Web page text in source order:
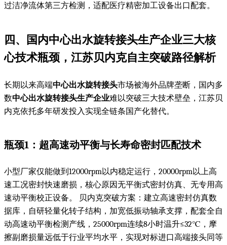
过洁净流体第三方检测，适配医疗精密加工设备出口配套。
四、国内中心出水旋转接头生产企业三大核
心技术瓶颈，江苏贝内克自主突破路径解析
长期以来高端中心出水旋转接头市场被海外品牌垄断，国内多
数中心出水旋转接头生产企业难以突破三大技术壁垒，江苏贝
内克依托多年研发投入实现全链条国产化替代。
瓶颈1：超高速动平衡与长寿命密封匹配技术
小型厂家仅能做到12000rpm以内稳定运行，20000rpm以上高
速工况密封快速磨损，核心原因无平衡式密封仿真、无专用高
速动平衡校正设备。 贝内克突破方案：建立高速密封仿真数
据库，自研轻量化转子结构，加宽低振动轴承支撑，配套全自
动高速动平衡检测产线，25000rpm连续8小时温升≤32℃，摩
擦副磨损量远低于行业平均水平，实现对标进口高端接头同等